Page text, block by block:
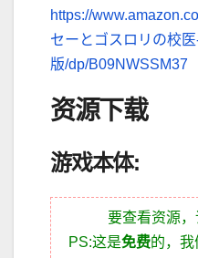
https://
セーとゴスロリの校
版/dp/B09NWSSM37
资源下载
游戏本体:
要查看资源
PS:这是免费的，